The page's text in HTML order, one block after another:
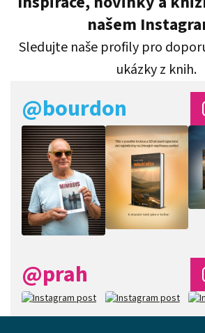
našem
Sledujte naše profily pro
ukázky z knih.
@bourdon
@prah